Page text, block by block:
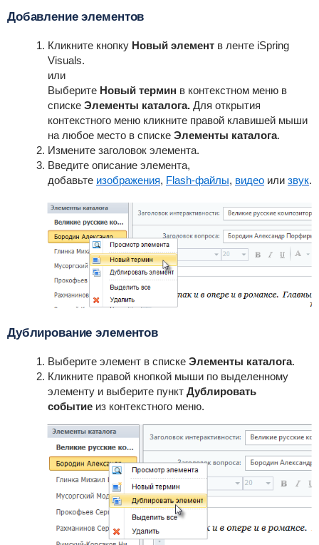
Добавление элементов
Кликните кнопку Новый элемент в ленте iSpring
Visuals.
или
Выберите Новый термин в контекстном меню в
списке Элементы каталога.Для открытия
контекстного меню кликните правой клавишей мыши
на любое место в списке Элементы каталога.
Измените заголовок элемента.
Введите описание элемента,
добавьте изображения, Flash-файлы, видеоили звук.
Дублирование элементов
Выберите элемент в списке Элементы каталога.
Кликните правой кнопкой мыши по выделенному
элементу и выберите пункт Дублировать
событиеиз контекстного меню.